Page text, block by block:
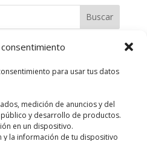
para usar tus datos
medición de anuncios y del
y desarrollo de productos.
en un dispositivo.
y la información de tu dispositivo
Buscar
Mitológico eres?
y mortales en la mitología